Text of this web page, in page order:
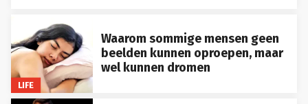
LIFE
Waarom sommige mensen geen
beelden kunnen oproepen, maar
wel kunnen dromen